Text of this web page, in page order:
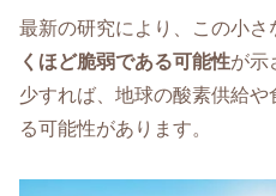
最新の研究により、この小さ
くほど脆弱である可能性が示
少すれば、地球の酸素供給や
る可能性があります。